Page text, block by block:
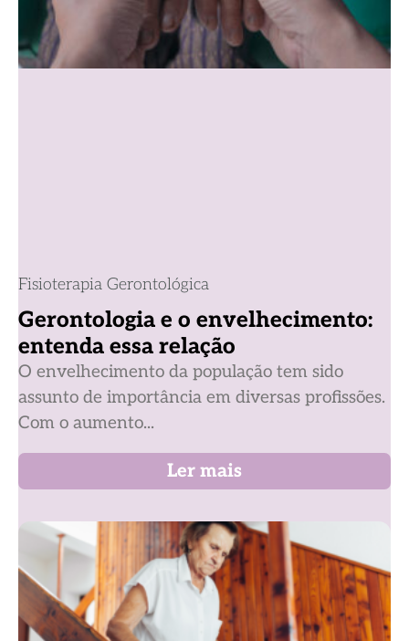
Fisioterapia Gerontológica
Gerontologia e o envelhecimento:
entenda essa relação
O envelhecimento da população tem sido
assunto de importância em diversas profissões.
Com o aumento...
Ler mais